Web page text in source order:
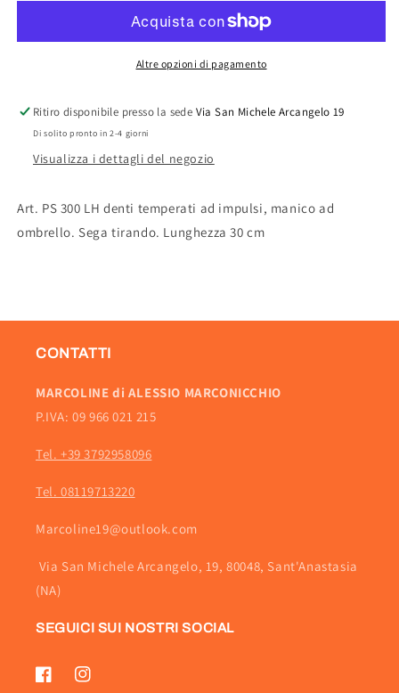
300-
PS-
300-
LHAltre opzioni di pagamento
Ritiro disponibile presso la sede Via San Michele Arcangelo 19
Di solito pronto in 2-4 giorni
Visualizza i dettagli del negozio
Art. PS 300 LH denti temperati ad impulsi, manico ad
ombrello. Sega tirando. Lunghezza 30 cm
CONTATTI
MARCOLINE di ALESSIO MARCONICCHIO
P.IVA: 09 966 021 215
Tel. +39 3792958096
Tel. 08119713220
Marcoline19@outlook.com
Via San Michele Arcangelo, 19, 80048, Sant'Anastasia
(NA)
SEGUICI SUI NOSTRI SOCIAL
FacebookInstagram